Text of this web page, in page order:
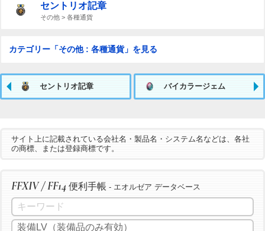
セントリオ記章
その他 > 各種通貨
カテゴリー「その他 : 各種通貨」を見る
セントリオ記章 バイカラージェム
サイト上に記載されている会社名・製品名・システム名などは、各社
の商標、または登録商標です。
FFXIV / FF14 便利手帳 - エオルゼア データベース